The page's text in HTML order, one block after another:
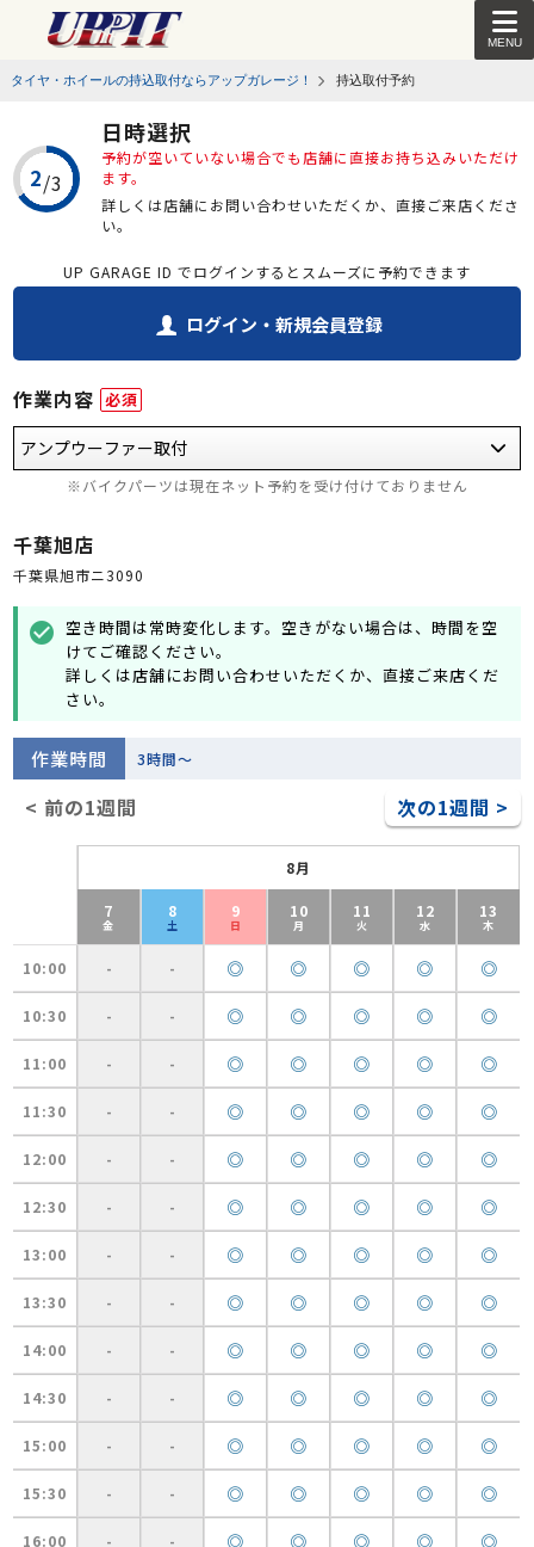
MENU
タイヤ・ホイールの持込取付ならアップガレージ！ 持込取付予約
日時選択
予約が空いていない場合でも店舗に直接お持ち込みいただけ
ます。
詳しくは店舗にお問い合わせいただくか、直接ご来店くださ
い。
UP GARAGE ID でログインするとスムーズに予約できます
ログイン・新規会員登録
作業内容 必須
※バイクパーツは現在ネット予約を受け付けておりません
千葉旭店
千葉県旭市ニ3090
check_circle 空き時間は常時変化します。空きがない場合は、時間を空
けてご確認ください。
詳しくは店舗にお問い合わせいただくか、直接ご来店くだ
さい。
作業時間 3時間～
< 前の1週間 次の1週間 >
8月
7
金
8
土
9
日
10
月
11
火
12
水
13
木
10:00 - - ◎ ◎ ◎ ◎ ◎
10:30 - - ◎ ◎ ◎ ◎ ◎
11:00 - - ◎ ◎ ◎ ◎ ◎
11:30 - - ◎ ◎ ◎ ◎ ◎
12:00 - - ◎ ◎ ◎ ◎ ◎
12:30 - - ◎ ◎ ◎ ◎ ◎
13:00 - - ◎ ◎ ◎ ◎ ◎
13:30 - - ◎ ◎ ◎ ◎ ◎
14:00 - - ◎ ◎ ◎ ◎ ◎
14:30 - - ◎ ◎ ◎ ◎ ◎
15:00 - - ◎ ◎ ◎ ◎ ◎
15:30 - - ◎ ◎ ◎ ◎ ◎
16:00 - - ◎ ◎ ◎ ◎ ◎